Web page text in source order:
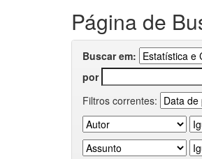
Página de
Buscar em:
por
Filtros correntes: